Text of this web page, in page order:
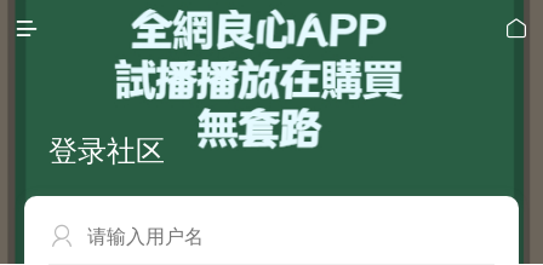
 
登录社区
